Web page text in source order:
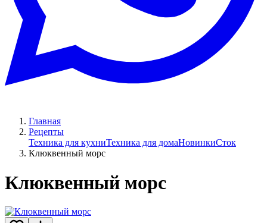
Главная
Рецепты
Техника для кухниТехника для домаНовинкиСток
Клюквенный морс
Клюквенный морс